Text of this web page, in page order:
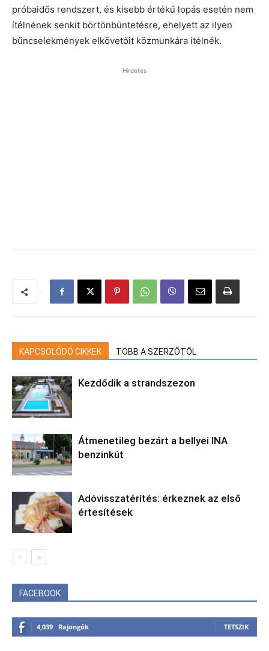
próbaidős rendszert, és kisebb értékű lopás esetén nem
ítélnének senkit börtönbüntetésre, ehelyett az ilyen
bűncselekmények elkövetőit közmunkára ítélnék.
Hirdetés
KAPCSOLÓDÓ CIKKEK TÖBB A SZERZŐTŐL
Kezdődik a strandszezon
Átmenetileg bezárt a bellyei INA
benzinkút
Adóvisszatérítés: érkeznek az első
értesítések
FACEBOOK
4,039 Rajongók TETSZIK